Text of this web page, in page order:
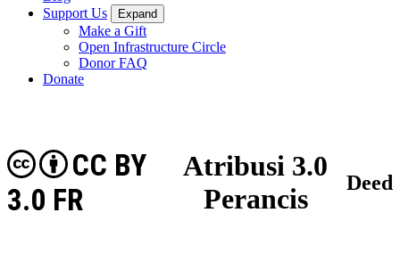
Support Us
Expand
Make a Gift
Open Infrastructure Circle
Donor FAQ
Donate
Atribusi 3.0
Perancis
CC BY
3.0 FR
Deed